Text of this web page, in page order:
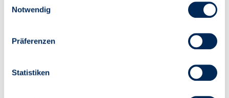
Notwendig
Präferenzen
Statistiken